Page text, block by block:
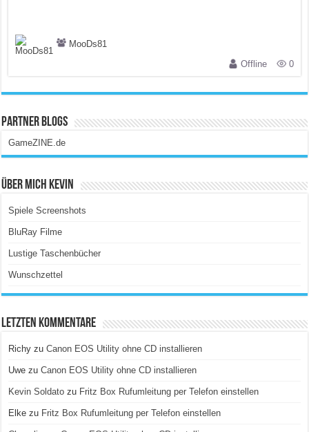
MooDs81
Offline
0
Partner Blogs
GameZINE.de
Über Mich Kevin
Spiele Screenshots
BluRay Filme
Lustige Taschenbücher
Wunschzettel
Letzten Kommentare
Richy zuCanon EOS Utility ohne CD installieren
Uwe zuCanon EOS Utility ohne CD installieren
Kevin Soldato zu Fritz Box Rufumleitung per Telefon einstellen
Elke zu Fritz Box Rufumleitung per Telefon einstellen